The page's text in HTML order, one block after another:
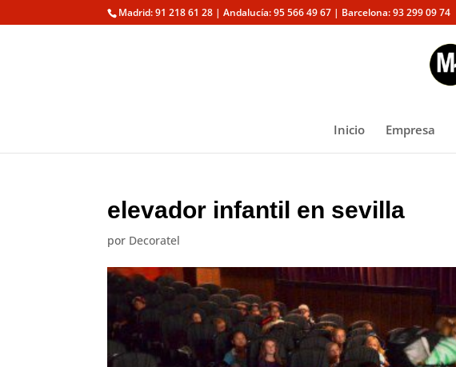
Madrid: 91 218 61 28 | Andalucía: 95 566 49 67 | Barcelona: 93 299 09 74
Inicio Empresa
elevador infantil en sevilla
por Decoratel